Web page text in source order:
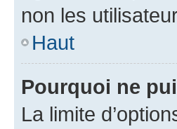
non les
Haut
Pourquoi ne
La limite